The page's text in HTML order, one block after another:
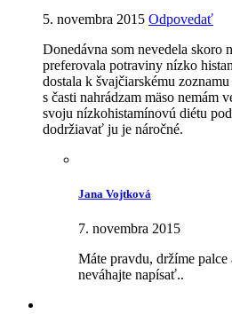
5. novembra 2015 Odpovedať
Donedávna som nevedela skoro
preferovala potraviny nízko
dostala k švajčiarskému
s časti nahrádzam mäso nemám
svoju nízkohistamínovú diétu
dodržiavať ju je náročné.
Jana Vojtková
7. novembra 2015
Máte pravdu, držíme
neváhajte napísať..